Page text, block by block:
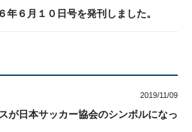
年６月１０日号を発刊しました。
2019/11/09
が日本サッカー協会のシンボルになっ